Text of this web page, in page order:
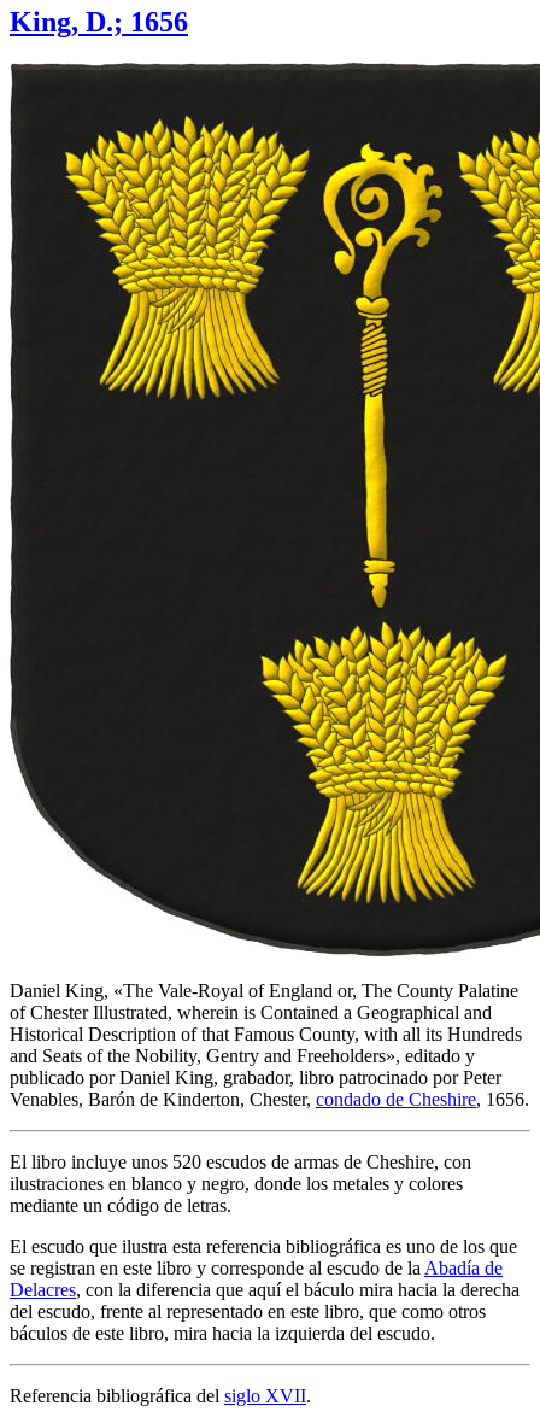
King, D.; 1656
Daniel King, «The Vale-Royal of England or, The County Palatine
of Chester Illustrated, wherein is Contained a Geographical and
Historical Description of that Famous County, with all its Hundreds
and Seats of the Nobility, Gentry and Freeholders», editado y
publicado por Daniel King, grabador, libro patrocinado por Peter
Venables, Barón de Kinderton, Chester, condado de Cheshire, 1656.
El libro incluye unos 520 escudos de armas de Cheshire, con
ilustraciones en blanco y negro, donde los metales y colores
mediante un código de letras.
El escudo que ilustra esta referencia bibliográfica es uno de los que
se registran en este libro y corresponde al escudo de la Abadía de
Delacres, con la diferencia que aquí el báculo mira hacia la derecha
del escudo, frente al representado en este libro, que como otros
báculos de este libro, mira hacia la izquierda del escudo.
Referencia bibliográfica del siglo XVII.